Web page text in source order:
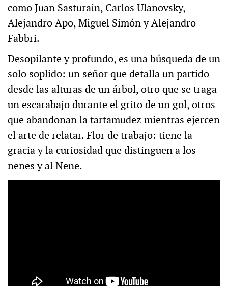
como Juan Sasturain, Carlos Ulanovsky,
Alejandro Apo, Miguel Simón y Alejandro
Fabbri.
Desopilante y profundo, es una búsqueda de un
solo soplido: un señor que detalla un partido
desde las alturas de un árbol, otro que se traga
un escarabajo durante el grito de un gol, otros
que abandonan la tartamudez mientras ejercen
el arte de relatar. Flor de trabajo: tiene la
gracia y la curiosidad que distinguen a los
nenes y al Nene.